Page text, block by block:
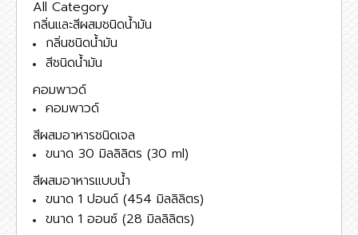
All Category
กลิ่นและสีผสมชนิดน้ำมัน
กลิ่นชนิดน้ำมัน
สีชนิดน้ำมัน
คอมพาวด์
คอมพาวด์
สีผสมอาหารชนิดเจล
ขนาด 30 มิลลิลิตร (30 ml)
สีผสมอาหารแบบน้ำ
ขนาด 1 ปอนด์ (454 มิลลิลิตร)
ขนาด 1 ออนซ์ (28 มิลลิลิตร)